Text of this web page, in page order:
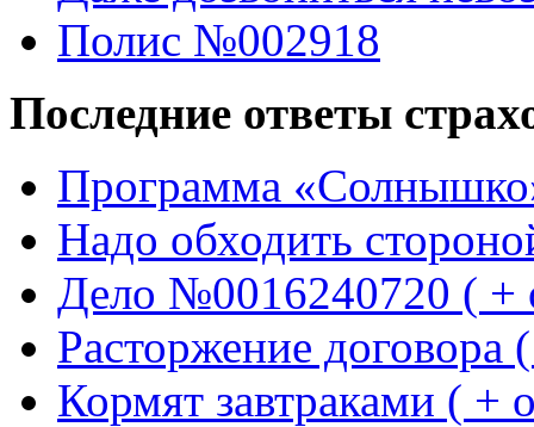
Полис №002918
Последние ответы
Программа
Надо обходить
Дело №0016240720 ( +
Расторжение договора
Кормят завтраками ( +